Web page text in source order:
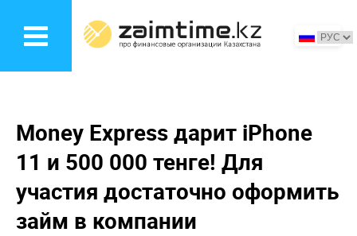
основному
Money Express дарит iPhone
11 и 500 000 тенге! Для
участия достаточно оформить
займ в компании